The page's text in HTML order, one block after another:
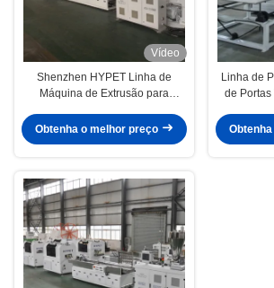
Vídeo
Shenzhen HYPET Linha de
Máquina de Extrusão para
de Uma Etapa, Fabricante de
Obtenha o melhor preço
Linha de
de Portas
de